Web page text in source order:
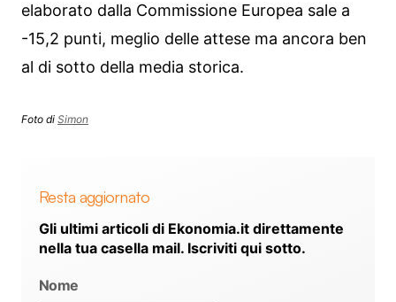
elaborato dalla Commissione Europea sale a
-15,2 punti, meglio delle attese ma ancora ben
al di sotto della media storica.
Foto di Simon
Resta aggiornato
Gli ultimi articoli di Ekonomia.it direttamente
nella tua casella mail. Iscriviti qui sotto.
Nome